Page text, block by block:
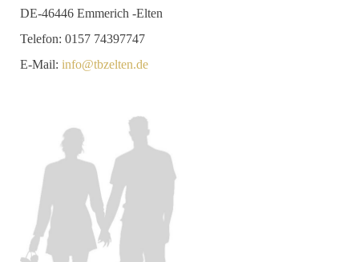
DE-46446 Emmerich -Elten
Telefon: 0157 74397747
E-Mail: info@tbzelten.de